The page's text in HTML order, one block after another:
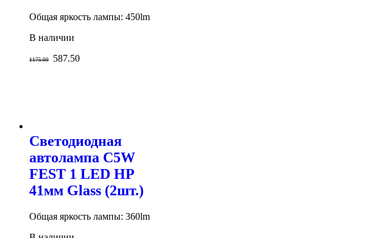
Общая яркость лампы: 450lm
В наличии
1175.00 587.50
Светодиодная
автолампа C5W
FEST 1 LED HP
41мм Glass (2шт.)
Общая яркость лампы: 360lm